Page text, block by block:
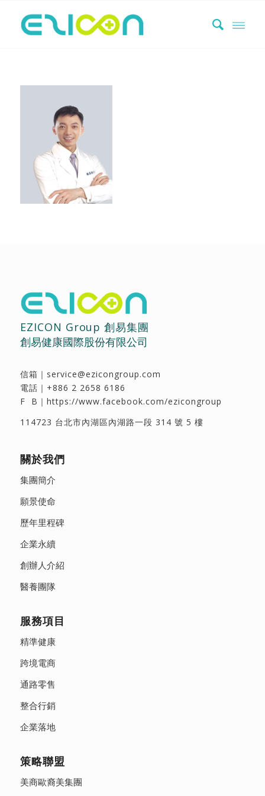
EZICON Group 創易集團
創易健康國際股份有限公司
信箱｜ service@ezicongroup.com
電話｜ +886 2 2658 6186
F B｜ https://www.facebook.com/ezicongroup
114723 台北市內湖區內湖路一段 314 號 5 樓
關於我們
集團簡介
願景使命
歷年里程碑
企業永續
創辦人介紹
醫養團隊
服務項目
精準健康
跨境電商
通路零售
整合行銷
企業落地
策略聯盟
美商歐裔美集團